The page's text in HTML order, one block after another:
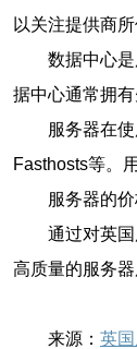
以关注提供商
数据中心
据中心通常拥
服务器在
Fasthosts等。
服务器的
通过对英
高质量的服务器
来源： 英